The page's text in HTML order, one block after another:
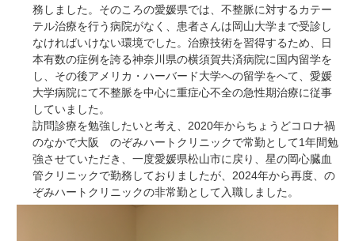
務しました。そのころの愛媛県では、不整脈に対するカテー
テル治療を行う病院がなく、患者さんは岡山大学まで受診し
なければいけない環境でした。治療技術を習得するため、日
本有数の症例を誇る神奈川県の横須賀共済病院に国内留学を
し、その後アメリカ・ハーバード大学への留学をへて、愛媛
大学病院にて不整脈を中心に重症心不全の急性期治療に従事
していました。
訪問診療を勉強したいと考え、 2020年からちょうどコロナ禍
のなかで大阪 のぞみハート クリニックで常勤として1年間勉
強させていただき、一度愛媛県松山市に戻り、星の岡心臓血
管クリニックで勤務しておりましたが、 2024年から再度、の
ぞみハートクリニックの非常勤として入職しました。